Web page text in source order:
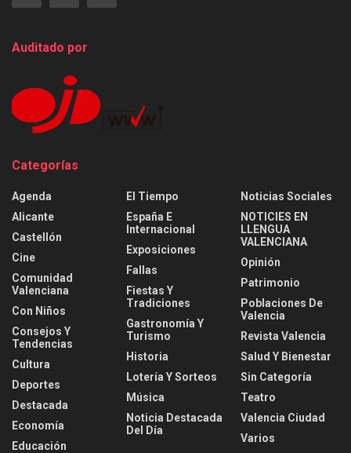
Auditado por
Categorías
Agenda
Alicante
Castellón
Cine
Comunidad
Valenciana
Con Niños
Consejos Y
Tendencias
Cultura
Deportes
Destacada
Economía
Educación
El Tiempo
España E
Internacional
Exposiciones
Fallas
Fiestas Y
Tradiciones
Gastronomía Y
Turismo
Historia
Lotería Y Sorteos
Música
Noticia Destacada
Del Día
Noticias Sociales
NOTICIES EN
LLENGUA
VALENCIANA
Opinión
Patrimonio
Poblaciones De
Valencia
Revista Valencia
Salud Y Bienestar
Sin Categoría
Teatro
Valencia Ciudad
Varios